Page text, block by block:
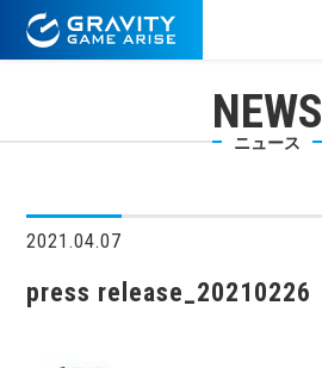
NEWS
ニュース
2021.04.07
press release_20210226